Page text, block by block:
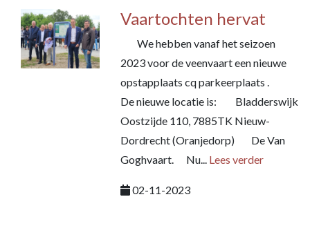
Vaartochten hervat
We hebben vanaf het seizoen
2023 voor de veenvaart een nieuwe
opstapplaats cq parkeerplaats .
De nieuwe locatie is: Bladderswijk
Oostzijde 110, 7885TK Nieuw-
Dordrecht (Oranjedorp) De Van
Goghvaart. Nu... Lees verder
02-11-2023